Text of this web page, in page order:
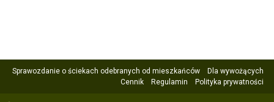
Sprawozdanie o ściekach odebranych od mieszkańców
Dla wywożących
Cennik
Regulamin Polityka prywatności